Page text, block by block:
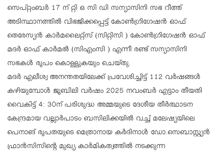
സെപ്റ്റംബർ 17 ന് റ്റി ഒ സി ഡി സന്യാസിനി സഭ റീത്ത്
അടിസ്ഥാനത്തിൽ വിഭജിക്കപ്പെട്ട് കോൺഗ്രിഗേഷൻ ഓഫ്
തെരേസ്യൻ കാർമലൈറ്റ്സ് (സിറ്റിസി ) കോൺഗ്രിഗേഷൻ ഓഫ്
മദർ ഓഫ് കാർമൽ (സിഎംസി ) എന്നീ രണ്ട് സന്യാസിനി
സഭകൾ രൂപം കൊള്ളുകയും ചെയ്തു.
മദർ എലീശ്വ അനന്തതയിലേക്ക് പ്രവേശിച്ചിട്ട് 112 വർഷങ്ങൾ
കഴിയുമ്പോൾ ജൂബിലി വർഷം 2025 നവംബർ എട്ടാം തീയതി
വൈകിട്ട് 4: 30ന് പരിശുദ്ധ അമ്മയുടെ ദേശീയ തീർത്ഥാടന
കേന്ദ്രമായ വല്ലാർപാടം ബസിലിക്കയിൽ വച്ച് മലേഷ്യയിലെ
പെനാങ് രൂപതയുടെ മെത്രാനായ കർദിനാൾ ഡോ.സെബാസ്റ്റ്യൻ
ഫ്രാൻസിസിൻ്റെ മുഖ്യ കാർമികത്വത്തിൽ നടക്കുന്ന